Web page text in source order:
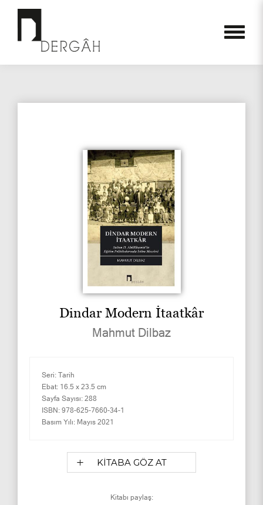
Dindar Modern İtaatkâr
Mahmut Dilbaz
Seri: Tarih
Ebat: 16.5 x 23.5 cm
Sayfa Sayısı: 288
ISBN: 978-625-7660-34-1
Basım Yılı: Mayıs 2021
KİTABA GÖZ AT
Kitabı paylaş: